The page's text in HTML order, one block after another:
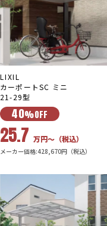
LIXIL
カーポートSC ミニ
21-29型
40%OFF
25.7 万円〜（税込）
メーカー価格:428,670円（税込）